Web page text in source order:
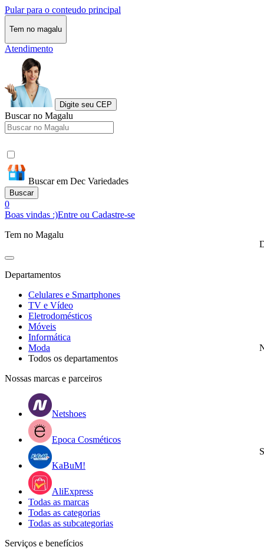
Pular para o conteudo principal
Tem no magalu
Atendimento
Digite seu CEP
Buscar no Magalu
Buscar em Dec Variedades
Buscar
0
Boas vindas :)Entre ou Cadastre-se
Tem no Magalu
Departamentos
Celulares e Smartphones
TV e Vídeo
Eletrodomésticos
Móveis
Informática
Moda
Todos os departamentos
Nossas marcas e parceiros
Netshoes
Epoca Cosméticos
KaBuM!
AliExpress
Todas as marcas
Todas as categorias
Todas as subcategorias
Serviços e benefícios